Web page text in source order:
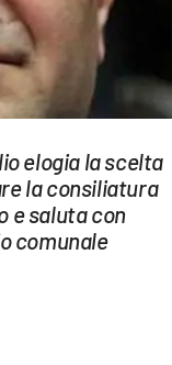
elogia la scelta
la consiliatura
e saluta con
comunale